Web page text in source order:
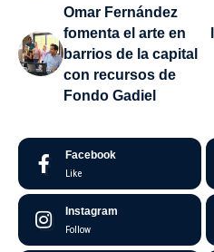
Omar Fernández
fomenta el arte en
barrios de la capital
con recursos de
Fondo Gadiel
Facebook
Like
Instagram
Follow